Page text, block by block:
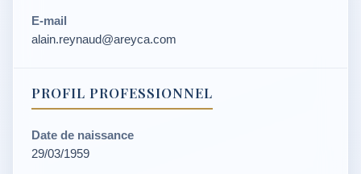
E-mail
alain.reynaud@areyca.com
PROFIL PROFESSIONNEL
Date de naissance
29/03/1959